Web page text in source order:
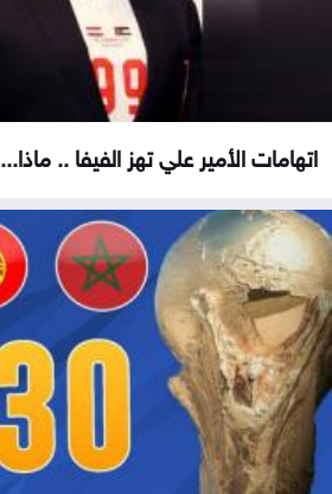
اتهامات الأمير علي تهز الفيفا .. ماذا...